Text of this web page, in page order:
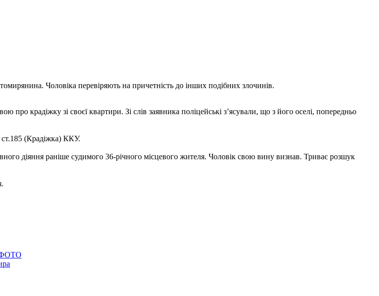
Чоловіка перевіряють на причетність до інших подібних злочинів.
про крадіжку зі своєї квартири. Зі слів заявника поліцейські з’ясували, що з його оселі, попередньо
ст.185 (Крадіжка) ККУ.
діяння раніше судимого 36-річного місцевого жителя. Чоловік свою вину визнав. Триває розшук